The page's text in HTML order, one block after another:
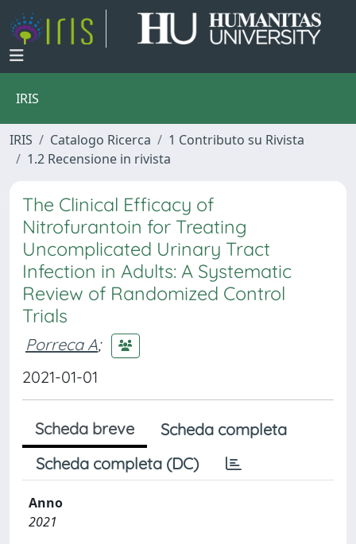
IRIS
IRIS Catalogo Ricerca
1 Contributo su Rivista
1.2 Recensione in rivista
The Clinical Efficacy of
Nitrofurantoin for Treating
Uncomplicated Urinary Tract
Infection in Adults: A Systematic
Review of Randomized Control
Trials
Porreca A;
2021-01-01
Scheda breve
Scheda completa
Scheda completa (DC)
Anno
2021